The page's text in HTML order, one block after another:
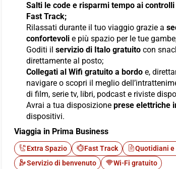
Salti le code e risparmi tempo ai controlli
Fast Track;
Rilassati durante il tuo viaggio grazie a
confortevoli e più spazio per le tue
Goditi il servizio di Italo gratuito con
direttamente al posto;
Collegati al Wifi gratuito a bordo e,
navigare o scopri il meglio
di film, serie tv, libri, podcast e riviste
Avrai a tua disposizione prese elettriche
dispositivi.
Viaggia in Prima Business
Extra Spazio Fast Track Quotidiani
Servizio di benvenuto
Wi-Fi gratuito